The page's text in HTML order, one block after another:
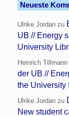
Neueste
Ulrike Jordan zu
UB // Energy
University
Heinrich Tillmann
der UB //
the University
Ulrike Jordan zu
New student